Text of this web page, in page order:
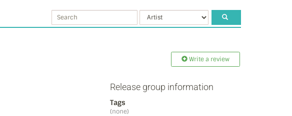
Write a review
Release group information
Tags
(none)